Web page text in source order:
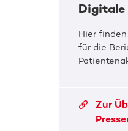
Digitale
Hier
für die
Zur